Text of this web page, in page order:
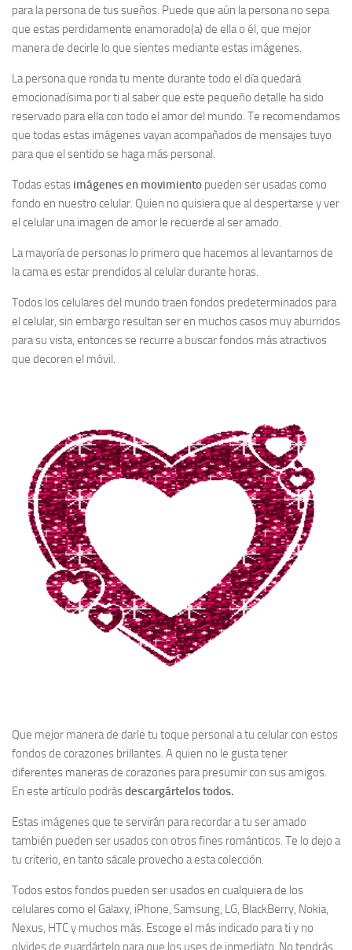
para la persona de tus sueños. Puede que aún la persona no sepa
que estas perdidamente enamorado(a) de ella o él, que mejor
manera de decirle lo que sientes mediante estas imágenes.
La persona que ronda tu mente durante todo el día quedará
emocionadísima por ti al saber que este pequeño detalle ha sido
reservado para ella con todo el amor del mundo. Te recomendamos
que todas estas imágenes vayan acompañados de mensajes tuyo
para que el sentido se haga más personal.
Todas estas imágenes en movimiento pueden ser usadas como
fondo en nuestro celular. Quien no quisiera que al despertarse y ver
el celular una imagen de amor le recuerde al ser amado.
La mayoría de personas lo primero que hacemos al levantarnos de
la cama es estar prendidos al celular durante horas.
Todos los celulares del mundo traen fondos predeterminados para
el celular, sin embargo resultan ser en muchos casos muy aburridos
para su vista, entonces se recurre a buscar fondos más atractivos
que decoren el móvil.
Que mejor manera de darle tu toque personal a tu celular con estos
fondos de corazones brillantes. A quien no le gusta tener
diferentes maneras de corazones para presumir con sus amigos.
En este artículo podrásdescargártelos todos.
Estas imágenes que te servirán para recordar a tu ser amado
también pueden ser usados con otros fines románticos. Te lo dejo a
tu criterio, en tanto sácale provecho a esta colección.
Todos estos fondos pueden ser usados en cualquiera de los
celulares como el Galaxy, iPhone, Samsung, LG, BlackBerry, Nokia,
Nexus, HTC y muchos más. Escoge el más indicado para ti y no
olvides de guardártelo para que los uses de inmediato. No tendrás